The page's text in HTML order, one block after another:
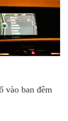
vào ban đêm